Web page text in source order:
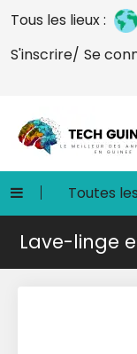
Tous les lieux :
S'inscrire/ Se
Toutes
Lave-linge